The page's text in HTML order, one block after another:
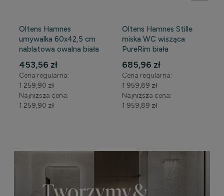
Oltens Hamnes
umywalka 60x42,5 cm
nablatowa owalna biała
WYPRZEDAŻ
453,56 zł
Cena regularna:
1 259,90 zł
Najniższa cena:
1 259,90 zł
Oltens Hamnes Stille
miska WC wisząca
PureRim biała
WYPRZEDAŻ
685,96 zł
Cena regularna:
1 959,89 zł
Najniższa cena:
1 959,89 zł